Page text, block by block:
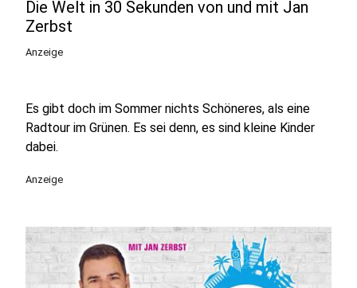
Die Welt in 30 Sekunden von und mit Jan
Zerbst
Anzeige
Es gibt doch im Sommer nichts Schöneres, als eine
Radtour im Grünen. Es sei denn, es sind kleine Kinder
dabei.
Anzeige